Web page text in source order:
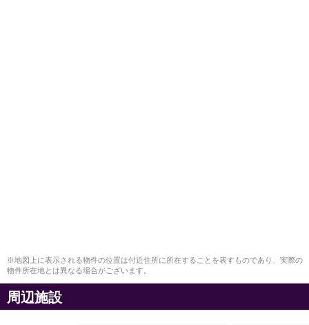
※地図上に表示される物件の位置は付近住所に所在することを表すものであり、実際の
物件所在地とは異なる場合がございます。
周辺施設